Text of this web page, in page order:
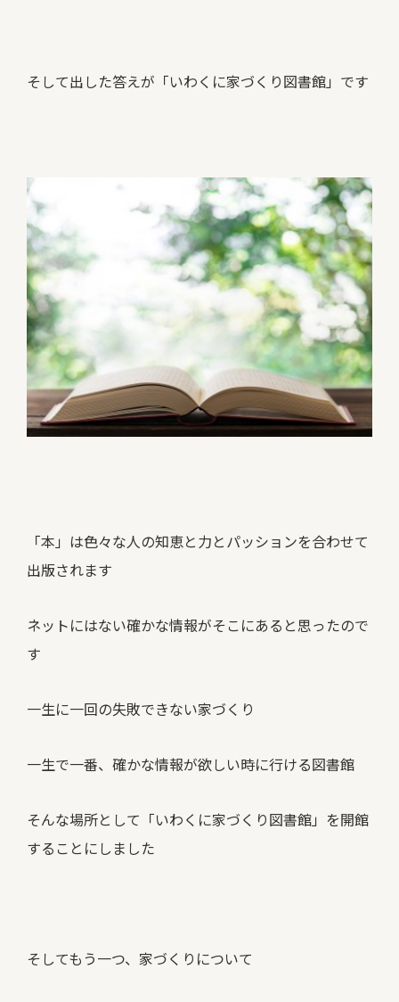
そして出した答えが「いわくに家づくり図書館」です
「本」は色々な人の知恵と力とパッションを合わせて
出版されます
ネットにはない確かな情報がそこにあると思ったので
す
一生に一回の失敗できない家づくり
一生で一番、確かな情報が欲しい時に行ける図書館
そんな場所として「いわくに家づくり図書館」を開館
することにしました
そしてもう一つ、家づくりについて